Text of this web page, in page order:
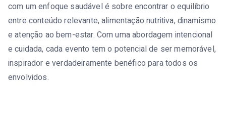
com um enfoque saudável é sobre encontrar o equilíbrio
entre conteúdo relevante, alimentação nutritiva, dinamismo
e atenção ao bem-estar. Com uma abordagem intencional
e cuidada, cada evento tem o potencial de ser memorável,
inspirador e verdadeiramente benéfico para todos os
envolvidos.